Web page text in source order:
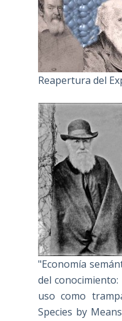
Reapertura del
"Economía
del
uso como
Species by